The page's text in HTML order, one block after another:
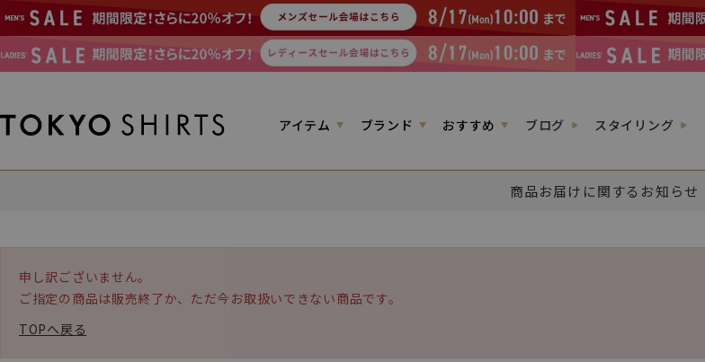
アイテム ブランド おすすめ ブログ スタイリング
商品お届けに関するお知らせ
申し訳ございません。
ご指定の商品は販売終了か、ただ今お取扱いできない商品です。
TOPへ戻る